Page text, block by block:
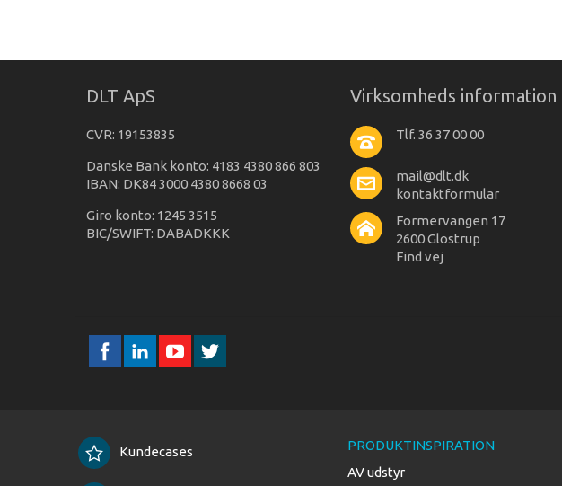
DLT ApS
CVR: 19153835
Danske Bank konto: 4183 4380 866 803
IBAN: DK84 3000 4380 8668 03
Giro konto: 1245 3515
BIC/SWIFT: DABADKKK
Virksomheds information
Tlf. 36 37 00 00
mail@dlt.dk
kontaktformular
Formervangen 17
2600 Glostrup
Find vej
Kundecases
PRODUKTINSPIRATION
AV udstyr